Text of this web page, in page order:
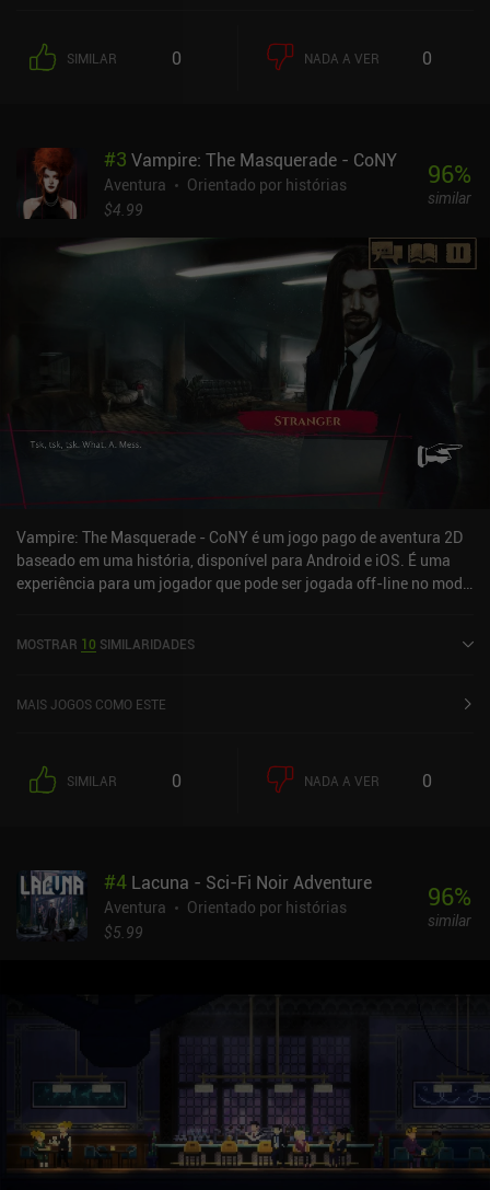
SIMILAR 0 NADA A VER 0
#3 Vampire: The Masquerade - CoNY
Aventura
Orientado por histórias
$4.99
96%
similar
Vampire: The Masquerade - CoNY é um jogo pago de aventura 2D
baseado em uma história, disponível para Android e iOS. É uma
experiência para um jogador que pode ser jogada off-line no modo
e 4,7 de 5,0 na iOS App Store.
MOSTRAR 10 SIMILARIDADES
MAIS JOGOS COMO ESTE
SIMILAR 0 NADA A VER 0
#4 Lacuna - Sci-Fi Noir Adventure
Aventura
Orientado por histórias
$5.99
96%
similar